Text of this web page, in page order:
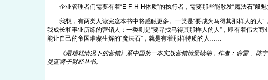
企业管理者们需要有着“E-F-H-H体质”的执行者，需要那些能散发“魔法石”般魅
我想，有两类人读完这本书中将感触更多。一类是“要成为马得其那样人的人”
我成长和事业历练的营销人；一类则是“要寻找马得其那样人的人”，即有着伟大商
能让自己的帝国璀璨生辉的“魔法石”，就是有着那样特质的人……
《最糟糕情况下的营销》系中国第一本实战营销情景读物，作者：俞雷 、陈
曼蓝狮子财经丛书。